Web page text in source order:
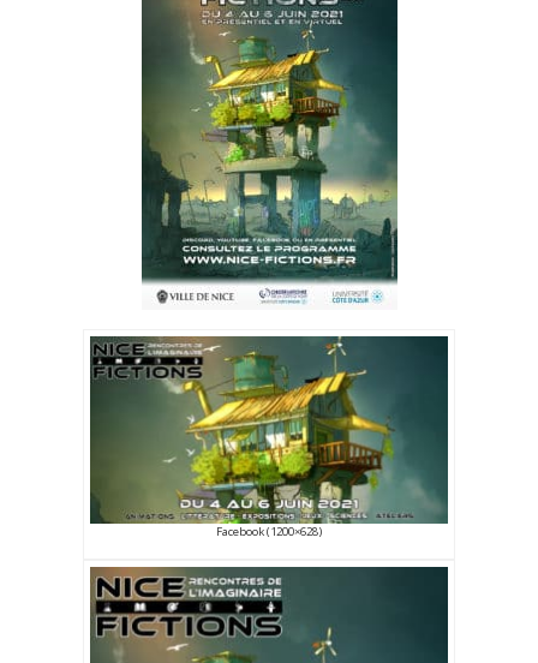
Facebook (1200×628)